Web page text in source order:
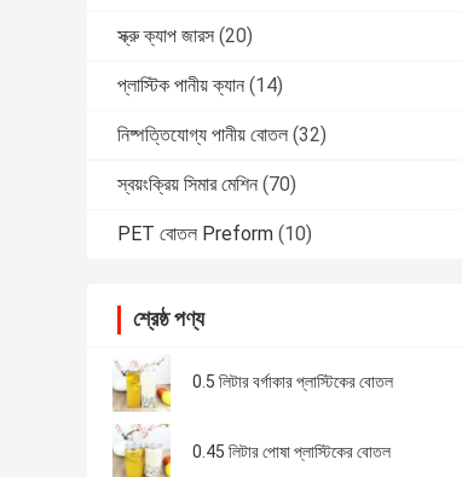
স্ক্রু ক্যাপ জারস (20)
প্লাস্টিক পানীয় ক্যান (14)
নিষ্পত্তিযোগ্য পানীয় বোতল (32)
স্বয়ংক্রিয় সিমার মেশিন (70)
PET বোতল Preform (10)
শ্রেষ্ঠ পণ্য
0.5 লিটার বর্গাকার প্লাস্টিকের বোতল
0.45 লিটার পোষা প্লাস্টিকের বোতল